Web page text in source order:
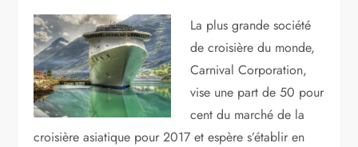
La plus grande société
de croisière du monde,
Carnival Corporation,
vise une part de 50 pour
cent du marché de la
croisière asiatique pour 2017 et espère s’établir en